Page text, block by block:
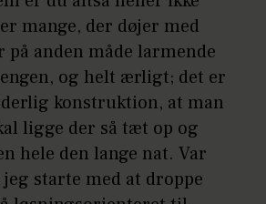
mange, der døjer med
på anden måde larmende
og helt ærligt; det er
konstruktion, at man
ligge der så tæt op og
hele den lange nat. Var
starte med at droppe